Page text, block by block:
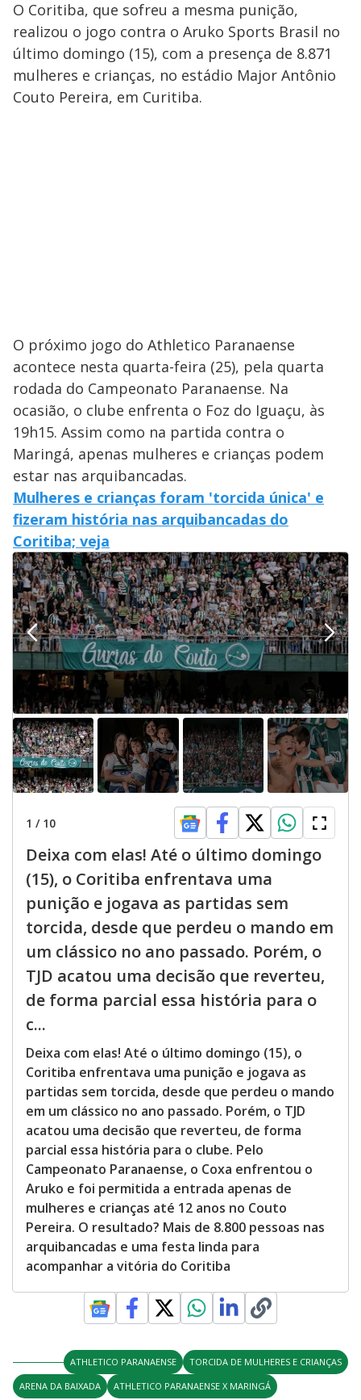
O Coritiba, que sofreu a mesma punição,
realizou o jogo contra o Aruko Sports Brasil no
último domingo (15), com a presença de 8.871
mulheres e crianças, no estádio Major Antônio
Couto Pereira, em Curitiba.
O próximo jogo do Athletico Paranaense
acontece nesta quarta-feira (25), pela quarta
rodada do Campeonato Paranaense. Na
ocasião, o clube enfrenta o Foz do Iguaçu, às
19h15. Assim como na partida contra o
Maringá, apenas mulheres e crianças podem
estar nas arquibancadas.
Mulheres e crianças foram 'torcida única' e
fizeram história nas arquibancadas do
Coritiba; veja
1 / 10
Deixa com elas! Até o último domingo
(15), o Coritiba enfrentava uma
punição e jogava as partidas sem
torcida, desde que perdeu o mando em
um clássico no ano passado. Porém, o
TJD acatou uma decisão que reverteu,
de forma parcial essa história para o
c...
Deixa com elas! Até o último domingo (15), o
Coritiba enfrentava uma punição e jogava as
partidas sem torcida, desde que perdeu o mando
em um clássico no ano passado. Porém, o TJD
acatou uma decisão que reverteu, de forma
parcial essa história para o clube. Pelo
Campeonato Paranaense, o Coxa enfrentou o
Aruko e foi permitida a entrada apenas de
mulheres e crianças até 12 anos no Couto
Pereira. O resultado? Mais de 8.800 pessoas nas
arquibancadas e uma festa linda para
acompanhar a vitória do Coritiba
ATHLETICO PARANAENSE
TORCIDA DE MULHERES E CRIANÇAS
ARENA DA BAIXADA
ATHLETICO PARANAENSE X MARINGÁ